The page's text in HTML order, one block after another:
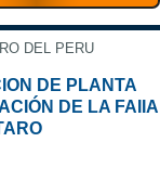
DEL PERU
DE PLANTA
DE LA FAIIA